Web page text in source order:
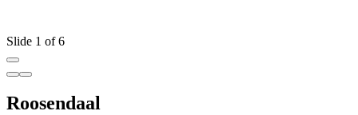
Slide 1 of 6
Roosendaal